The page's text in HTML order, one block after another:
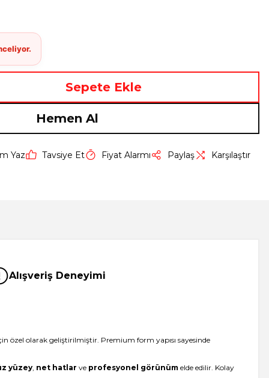
Sepete Ekle
Hemen Al
Yaz Tavsiye Et Fiyat Alarmı Paylaş Karşılaştır
Alışveriş Deneyimi
özel olarak geliştirilmiştir. Premium form yapısı sayesinde
yüzey, net hatlar ve profesyonel görünüm elde edilir. Kolay